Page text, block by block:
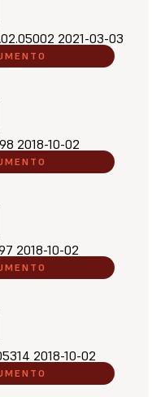
2021-03-03​
2018-10-02​
2018-10-02​
2018-10-02​